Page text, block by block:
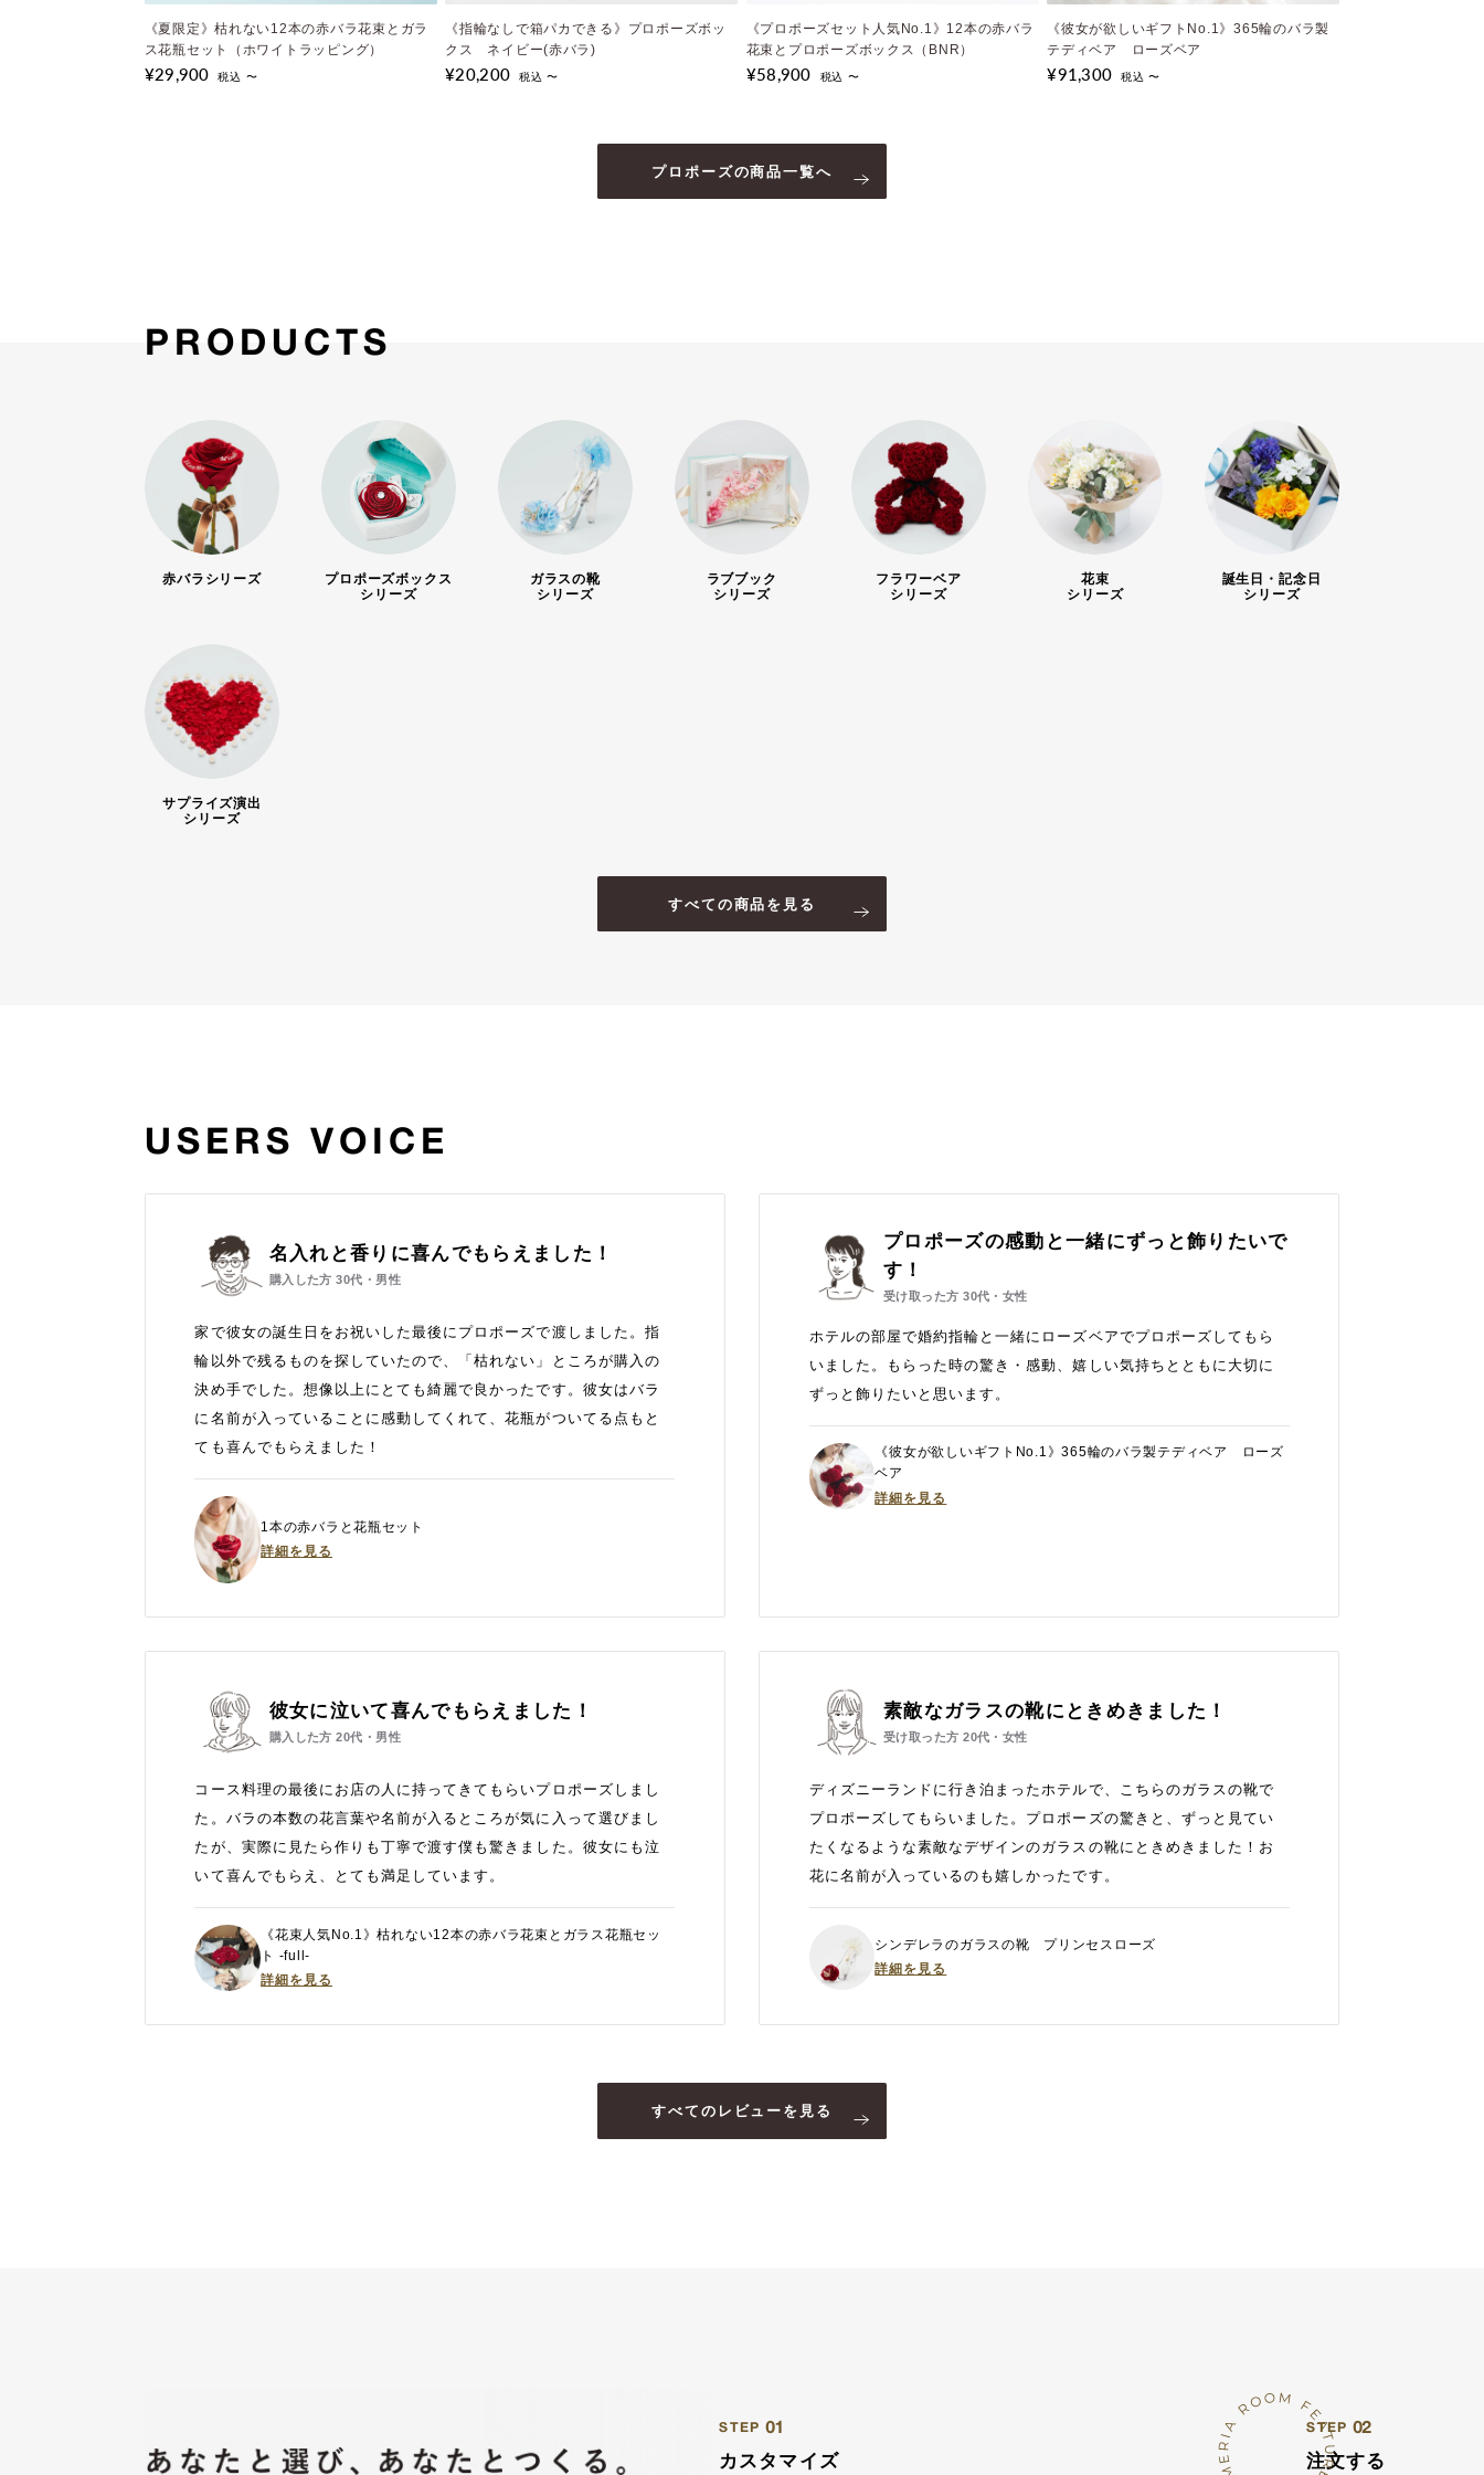
《夏限定》枯れない12本の赤バラ花束とガラ
ス花瓶セット（ホワイトラッピング）
¥29,900 税込 〜
《指輪なしで箱パカできる》プロポーズボッ
クス ネイビー(赤バラ)
¥20,200 税込 〜
《プロポーズセット人気No.1》12本の赤バラ
花束とプロポーズボックス（BNR）
¥58,900 税込 〜
《彼女が欲しいギフトNo.1》365輪のバラ製
テディベア ローズベア
¥91,300 税込 〜
プロポーズの商品一覧へ
《限定》1本の赤バラと花瓶セット ホワイト
ボックス
¥17,050 税込 〜
《夏限定》枯れない12本の赤バラ花束とガラ
ス花瓶セット（ホワイトラッピング）
¥29,900 税込 〜
108輪の桜製テディベア ピンクベア
¥35,970 税込 〜
《ガラスの靴人気No.1》シンデレラのガラス
の靴 プリンセスブルー
¥28,380 税込 〜
誕生日の商品一覧へ
PRODUCTS
赤バラシリーズ
プロポーズボックス
シリーズ
ガラスの靴
シリーズ
ラブブック
シリーズ
フラワーベア
シリーズ
花束
シリーズ
誕生日・記念日
シリーズ
サプライズ演出
シリーズ
すべての商品を見る
USERS VOICE
名入れと香りに喜んでもらえました！
購入した方 30代・男性
家で彼女の誕生日をお祝いした最後にプロポーズで渡しました。指
輪以外で残るものを探していたので、「枯れない」ところが購入の
決め手でした。想像以上にとても綺麗で良かったです。彼女はバラ
に名前が入っていることに感動してくれて、花瓶がついてる点もと
ても喜んでもらえました！
1本の赤バラと花瓶セット
詳細を見る
プロポーズの感動と一緒にずっと飾りたいで
す！
受け取った方 30代・女性
ホテルの部屋で婚約指輪と一緒にローズベアでプロポーズしてもら
いました。もらった時の驚き・感動、嬉しい気持ちとともに大切に
ずっと飾りたいと思います。
《彼女が欲しいギフトNo.1》365輪のバラ製テディベア ローズ
ベア
詳細を見る
彼女に泣いて喜んでもらえました！
購入した方 20代・男性
コース料理の最後にお店の人に持ってきてもらいプロポーズしまし
た。バラの本数の花言葉や名前が入るところが気に入って選びまし
たが、実際に見たら作りも丁寧で渡す僕も驚きました。彼女にも泣
いて喜んでもらえ、とても満足しています。
《花束人気No.1》枯れない12本の赤バラ花束とガラス花瓶セッ
ト ‐full‐
詳細を見る
素敵なガラスの靴にときめきました！
受け取った方 20代・女性
ディズニーランドに行き泊まったホテルで、こちらのガラスの靴で
プロポーズしてもらいました。プロポーズの驚きと、ずっと見てい
たくなるような素敵なデザインのガラスの靴にときめきました！お
花に名前が入っているのも嬉しかったです。
シンデレラのガラスの靴 プリンセスローズ
詳細を見る
すべてのレビューを見る
STEP 01
カスタマイズ
STEP 02
注文する